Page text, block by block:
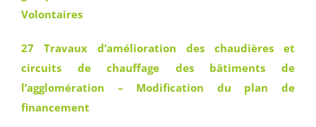
Volontaires
27 Travaux d’amélioration des chaudières et
circuits de chauffage des bâtiments de
l’agglomération – Modification du plan de
financement